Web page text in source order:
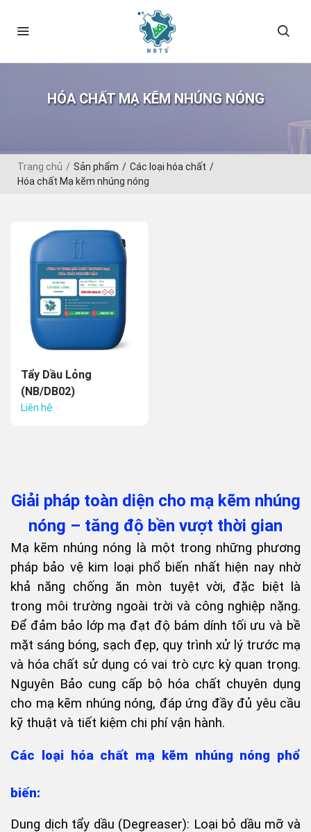
HÓA CHẤT MẠ KẼM NHÚNG NÓNG
Trang chủ Sản phẩm
Các loại hóa chất
Hóa chất Mạ kẽm nhúng nóng
Tẩy Dầu Lỏng
(NB/DB02)
Liên hệ
Giải pháp toàn diện cho mạ kẽm nhúng
nóng – tăng độ bền vượt thời gian
Mạ kẽm nhúng nóng là một trong những phương
pháp bảo vệ kim loại phổ biến nhất hiện nay nhờ
khả năng chống ăn mòn tuyệt vời, đặc biệt là
trong môi trường ngoài trời và công nghiệp nặng.
Để đảm bảo lớp mạ đạt độ bám dính tối ưu và bề
mặt sáng bóng, sạch đẹp, quy trình xử lý trước mạ
và hóa chất sử dụng có vai trò cực kỳ quan trọng.
Nguyên Bảo cung cấp bộ hóa chất chuyên dụng
cho mạ kẽm nhúng nóng, đáp ứng đầy đủ yêu cầu
kỹ thuật và tiết kiệm chi phí vận hành.
Các loại hóa chất mạ kẽm nhúng nóng phổ
biến:
Dung dịch tẩy dầu (Degreaser): Loại bỏ dầu mỡ và